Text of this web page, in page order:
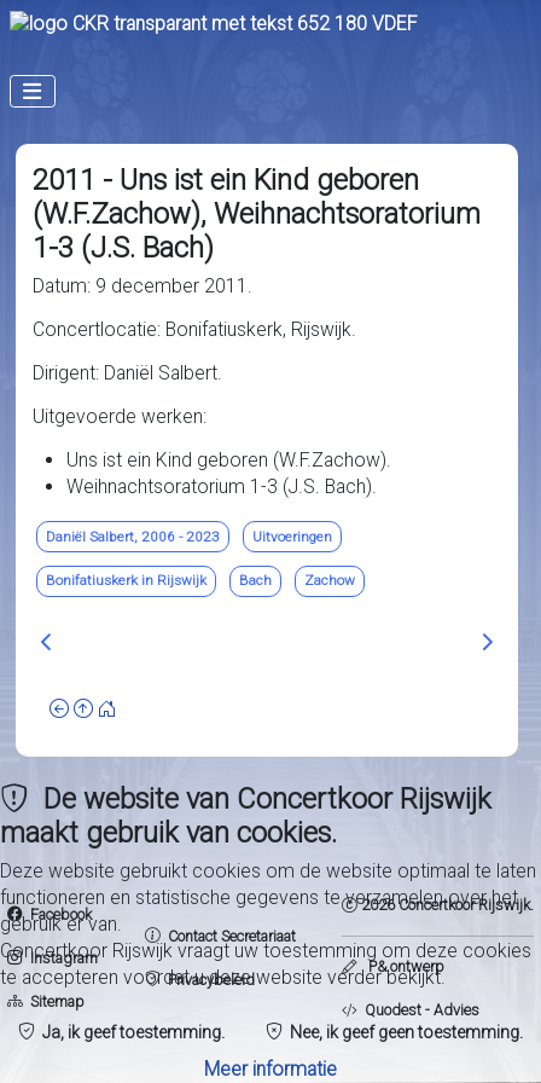
2011 - Uns ist ein Kind geboren
(W.F.Zachow), Weihnachtsoratorium
1-3 (J.S. Bach)
Datum: 9 december 2011.
Concertlocatie: Bonifatiuskerk, Rijswijk.
Dirigent: Daniël Salbert.
Uitgevoerde werken:
Uns ist ein Kind geboren (W.F.Zachow).
Weihnachtsoratorium 1-3 (J.S. Bach).
Daniël Salbert, 2006 - 2023 Uitvoeringen
Bonifatiuskerk in Rijswijk Bach Zachow
Vorig artikel: 2007 - Mis in D (A. Dvorák)
Facebook
Instagram
Sitemap
Contact Secretariaat
Privacybeleid
2026 Concertkoor Rijswijk.
P& ontwerp
Quodest - Advies
De website van Concertkoor Rijswijk
maakt gebruik van cookies.
Deze website gebruikt cookies om de website optimaal te laten
functioneren en statistische gegevens te verzamelen over het
gebruik er van.
Concertkoor Rijswijk vraagt uw toestemming om deze cookies
te accepteren voordat u deze website verder bekijkt.
Ja, ik geef toestemming. Nee, ik geef geen toestemming.
Meer informatie